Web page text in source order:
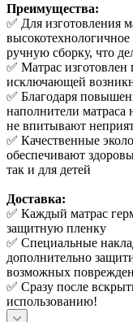
Преимущества:
✅ Для изготовления
ручную сборку, что
✅ Матрас изготовлен
исключающей
✅ Благодаря
наполнители
не впитывают
✅ Качественные
обеспечивают
так и для детей
Доставка:
✅ Каждый матрас
защитную пленку
✅ Специальные
дополнительно
возможных
✅ Сразу после
использованию!